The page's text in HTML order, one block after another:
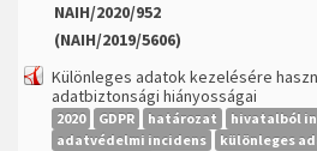
NAIH/2020/952
(NAIH/2019/5606)
Különleges adatok kezelésére
adatbiztonsági hiányosságai
2020 GDPR határozat hivatalból
adatvédelmi incidens
különleges